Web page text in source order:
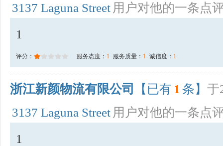
3137 Laguna Street 用户对他的一条点
1
评分： 服务态度： 1 服务质量： 1 诚信度： 1
浙江新颜物流有限公司 【已有 1 条】 于
3137 Laguna Street 用户对他的一条点
1